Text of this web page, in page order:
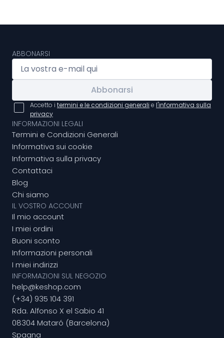
ABBONARSI
Abbonarsi
Accetto i termini e le condizioni generali e l'informativa sulla
privacy
INFORMAZIONI LEGALI
Termini e Condizioni Generali
Informativa sui cookie
Informativa sulla privacy
Contattaci
Blog
Chi siamo
IL VOSTRO ACCOUNT
Il mio account
I miei ordini
Buoni sconto
Informazioni personali
I miei indirizzi
INFORMAZIONI SUL NEGOZIO
help@keshop.com
(+34) 935 104 391
Rda. Alfonso X el Sabio 41
08304 Mataró (Barcelona)
Spagna